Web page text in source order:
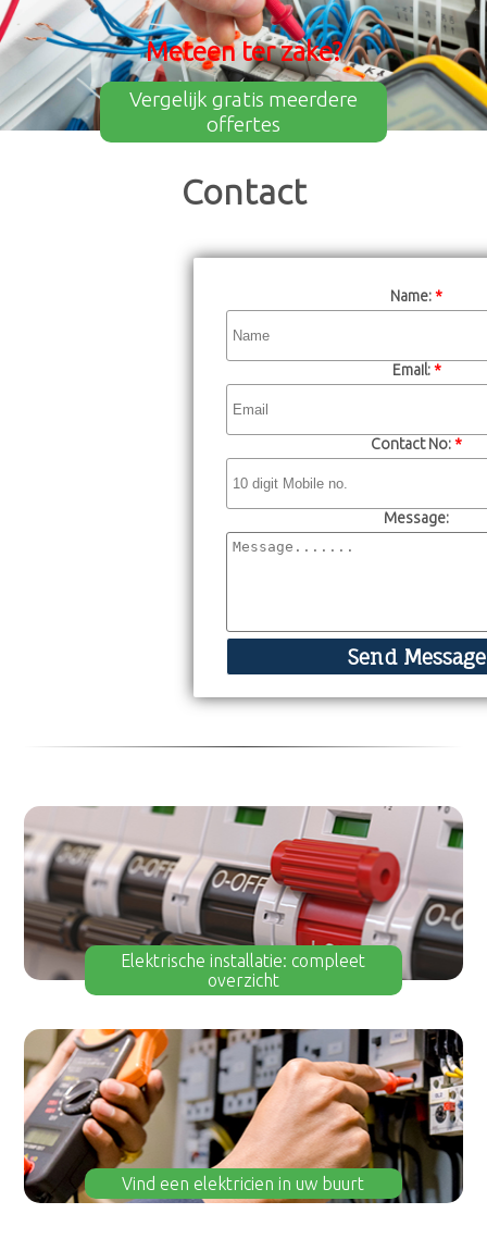
Meteen ter zake?
Vergelijk gratis meerdere
offertes
Contact
Name:*
Email:*
Contact No:*
Message:
Elektrische installatie: compleet
overzicht
Vind een elektricien in uw buurt